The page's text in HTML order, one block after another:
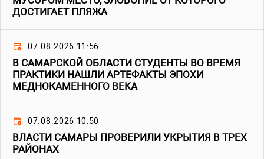
ДОСТИГАЕТ ПЛЯЖА
07.08.2026 11:56
В САМАРСКОЙ ОБЛАСТИ СТУДЕНТЫ ВО ВРЕМЯ
ПРАКТИКИ НАШЛИ АРТЕФАКТЫ ЭПОХИ
МЕДНОКАМЕННОГО ВЕКА
07.08.2026 10:50
ВЛАСТИ САМАРЫ ПРОВЕРИЛИ УКРЫТИЯ В ТРЕХ
РАЙОНАХ